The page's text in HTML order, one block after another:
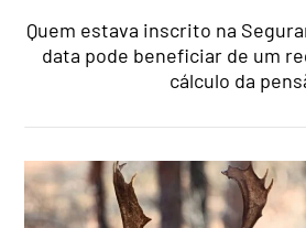
Quem estava inscrito na
data pode beneficiar de um
cálculo da